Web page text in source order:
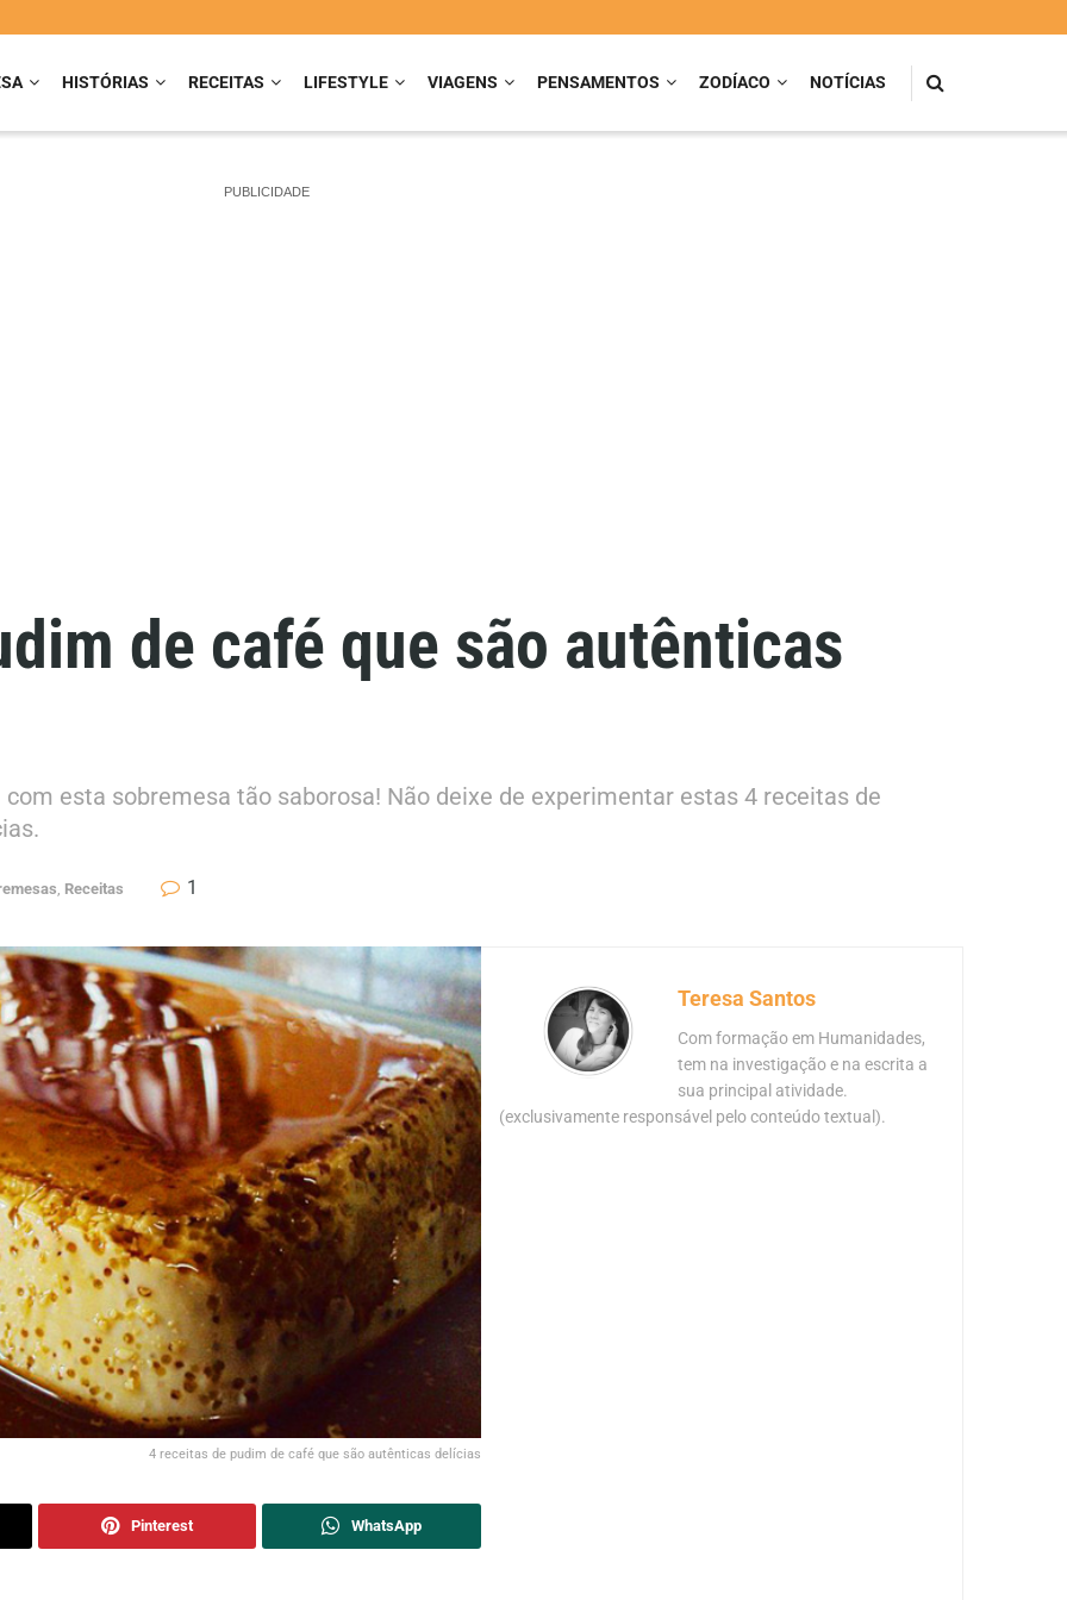
HISTÓRIAS RECEITAS LIFESTYLE VIAGENS PENSAMENTOS ZODÍACO NOTÍCIAS
PUBLICIDADE
de café que são autênticas
esta sobremesa tão saborosa! Não deixe de experimentar estas 4 receitas de
, Receitas 1
4 receitas de pudim de café que são autênticas delícias
Pinterest WhatsApp
Teresa Santos
Com formação em Humanidades,
tem na investigação e na escrita a
sua principal atividade.
(exclusivamente responsável pelo conteúdo textual).